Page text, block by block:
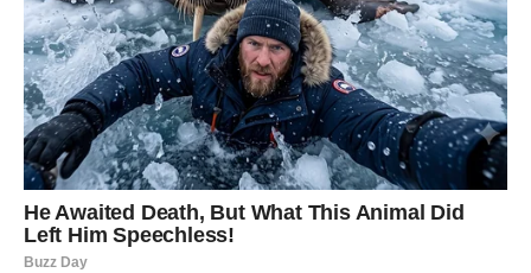
stavljali potrebe drugih ispred svojih. Sada sudbina pravi
zaokret i vraća vam ono što ste zaslužili – emotivni mir,
sigurnost i osećaj pripadnosti.
Želje koje se sada ispunjavaju kod Rakova dolaze kroz
dom, porodicu, ljubav i unutrašnji balans. Mnogi Rakovi
će primetiti da se situacije same od sebe smiruju, da
konflikti nestaju i da ljudi koji su unosili nemir polako
odlaze iz njihovih života. Ovo je znak da ste završili jedan